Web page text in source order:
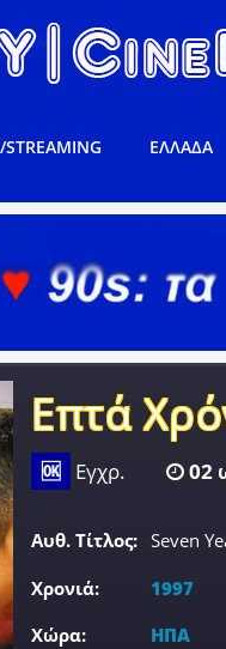
STREAMING ΕΛΛΑΔΑ
Επτά
🆗 Εγχρ. 02
Αυθ. Τίτλος: Seven
Χρονιά:
1997
Χώρα:
ΗΠΑ